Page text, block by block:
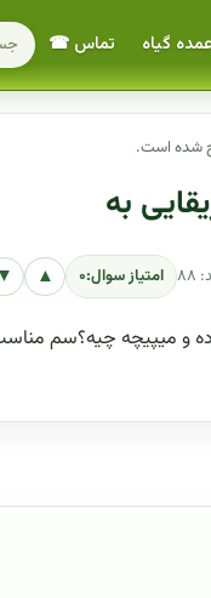
گیاه تماس ☎
شده است.
به
امتیاز سوال:۰ ▲
▼
و میپیچه چیه؟سم